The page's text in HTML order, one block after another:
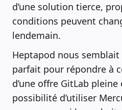
d’une solution tierce,
conditions peuvent
lendemain.
Heptapod nous
parfait pour répondre à
d’une offre GitLab
possibilité d’utiliser